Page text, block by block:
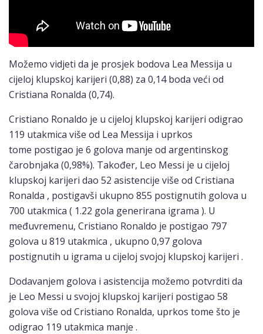
Možemo vidjeti da je prosjek bodova Lea Messija u
cijeloj klupskoj karijeri (0,88) za 0,14 boda veći od
Cristiana Ronalda (0,74).
Cristiano Ronaldo je u cijeloj klupskoj karijeri odigrao
119 utakmica više od Lea Messija i uprkos
tome postigao je 6 golova manje od argentinskog
čarobnjaka (0,98%). Također, Leo Messi je u cijeloj
klupskoj karijeri dao 52 asistencije više od Cristiana
Ronalda , postigavši ​​ukupno 855 postignutih golova u
700 utakmica ( 1.22 gola generirana igrama ). U
međuvremenu, Cristiano Ronaldo je postigao 797
golova u 819 utakmica , ukupno 0,97 golova
postignutih u igrama u cijeloj svojoj klupskoj karijeri .
Dodavanjem golova i asistencija možemo potvrditi da
je Leo Messi u svojoj klupskoj karijeri postigao 58
golova više od Cristiano Ronalda, uprkos tome što je
odigrao 119 utakmica manje .